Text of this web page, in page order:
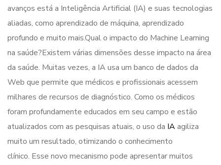
avanços está a Inteligência Artificial (IA) e suas tecnologias
aliadas, como aprendizado de máquina, aprendizado
profundo e muito mais.Qual o impacto do Machine Learning
na saúde?Existem várias dimensões desse impacto na área
da saúde. Muitas vezes, a IA usa um banco de dados da
Web que permite que médicos e profissionais acessem
milhares de recursos de diagnóstico. Como os médicos
foram profundamente educados em seu campo e estão
atualizados com as pesquisas atuais, o uso da IAagiliza
muito um resultado, otimizando o conhecimento
clínico. Esse novo mecanismo pode apresentar muitos